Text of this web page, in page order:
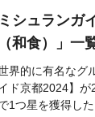
ミシュランガ
（和食）」一
界的に有名なグ
ド京都2024】
1つ星を獲得し